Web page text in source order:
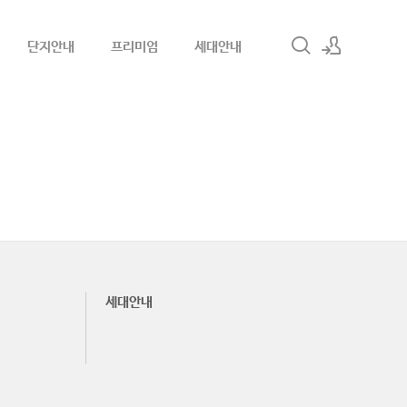
단지안내 프리미엄 세대안내
세대안내